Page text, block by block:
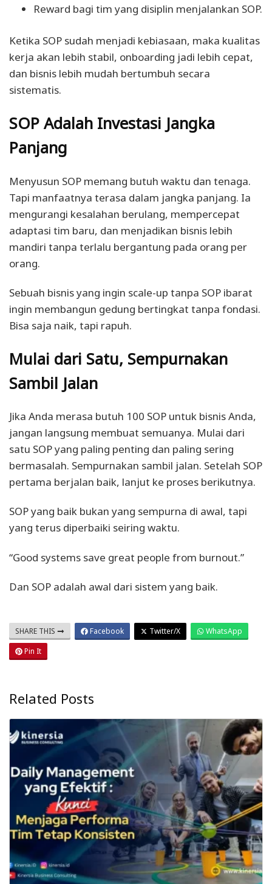
Reward bagi tim yang disiplin menjalankan SOP.
Ketika SOP sudah menjadi kebiasaan, maka kualitas
kerja akan lebih stabil, onboarding jadi lebih cepat,
dan bisnis lebih mudah bertumbuh secara
sistematis.
SOP Adalah Investasi Jangka
Panjang
Menyusun SOP memang butuh waktu dan tenaga.
Tapi manfaatnya terasa dalam jangka panjang. Ia
mengurangi kesalahan berulang, mempercepat
adaptasi tim baru, dan menjadikan bisnis lebih
mandiri tanpa terlalu bergantung pada orang per
orang.
Sebuah bisnis yang ingin scale-up tanpa SOP ibarat
ingin membangun gedung bertingkat tanpa fondasi.
Bisa saja naik, tapi rapuh.
Mulai dari Satu, Sempurnakan
Sambil Jalan
Jika Anda merasa butuh 100 SOP untuk bisnis Anda,
jangan langsung membuat semuanya. Mulai dari
satu SOP yang paling penting dan paling sering
bermasalah. Sempurnakan sambil jalan. Setelah SOP
pertama berjalan baik, lanjut ke proses berikutnya.
SOP yang baik bukan yang sempurna di awal, tapi
yang terus diperbaiki seiring waktu.
“Good systems save great people from burnout.”
Dan SOP adalah awal dari sistem yang baik.
SHARE THIS Facebook Twitter/X
WhatsApp
Pin It
Related Posts